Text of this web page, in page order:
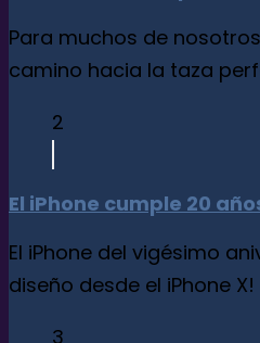
Para muchos de
camino hacia la taza
2
El iPhone cumple 20
El iPhone del vigésimo
diseño desde el iPhone
3